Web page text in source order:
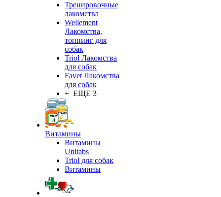
Тренировочные
лакомства
Wellement
Лакомства,
топпинг для
собак
Triol Лакомства
для собак
Favet Лакомства
для собак
+ ЕЩЕ 3
Витамины
Витамины
Unitabs
Triol для собак
Витамины